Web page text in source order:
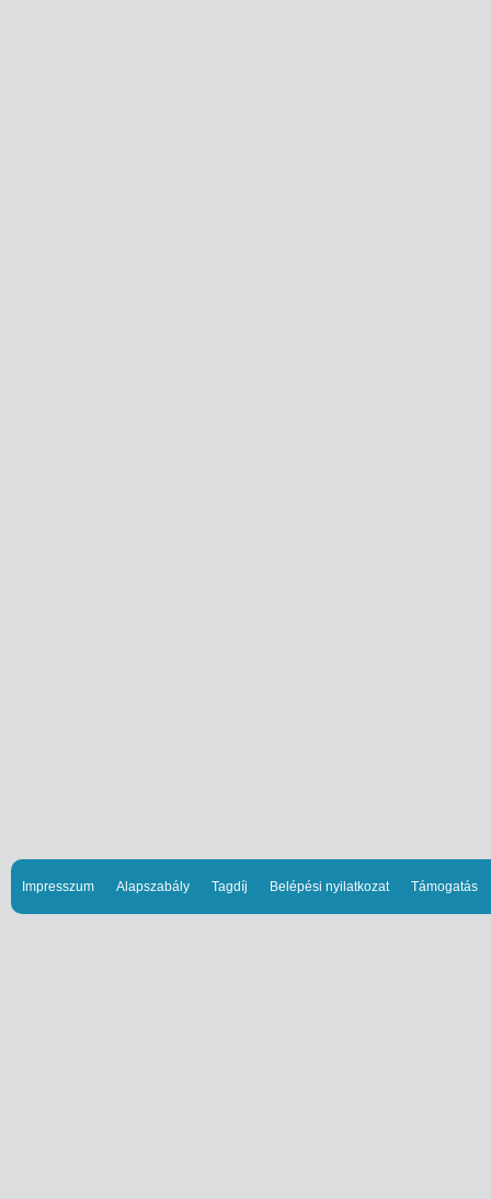
Impresszum Alapszabály Tagdíj Belépési nyilatkozat Támogatás